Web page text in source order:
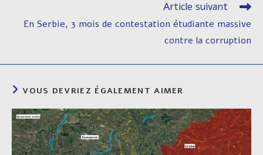
Article suivant
En Serbie, 3 mois de contestation étudiante massive
contre la corruption
VOUS DEVRIEZ ÉGALEMENT AIMER